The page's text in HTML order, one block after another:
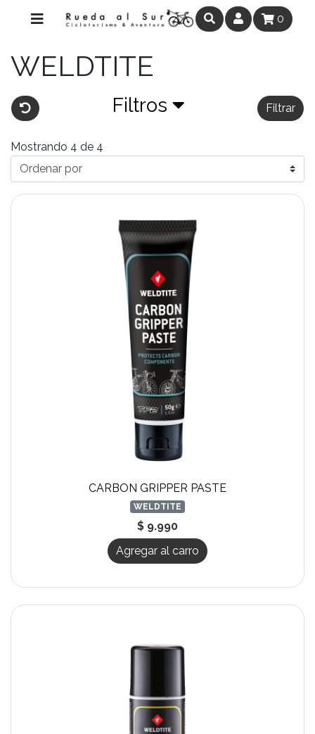
0
WELDTITE
Filtros Filtrar
Mostrando 4 de 4
CARBON GRIPPER PASTE
WELDTITE
$ 9.990
Agregar al carro